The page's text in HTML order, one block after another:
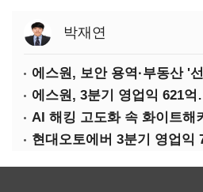
박재연
에스원, 보안 용역·부동산 '
에스원, 3분기 영업익 621